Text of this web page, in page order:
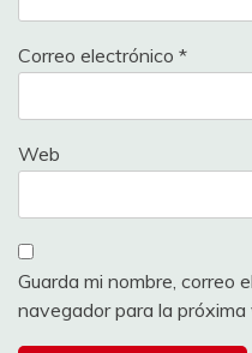
Correo electrónico *
Web
Guarda mi nombre, correo
navegador para la próxima